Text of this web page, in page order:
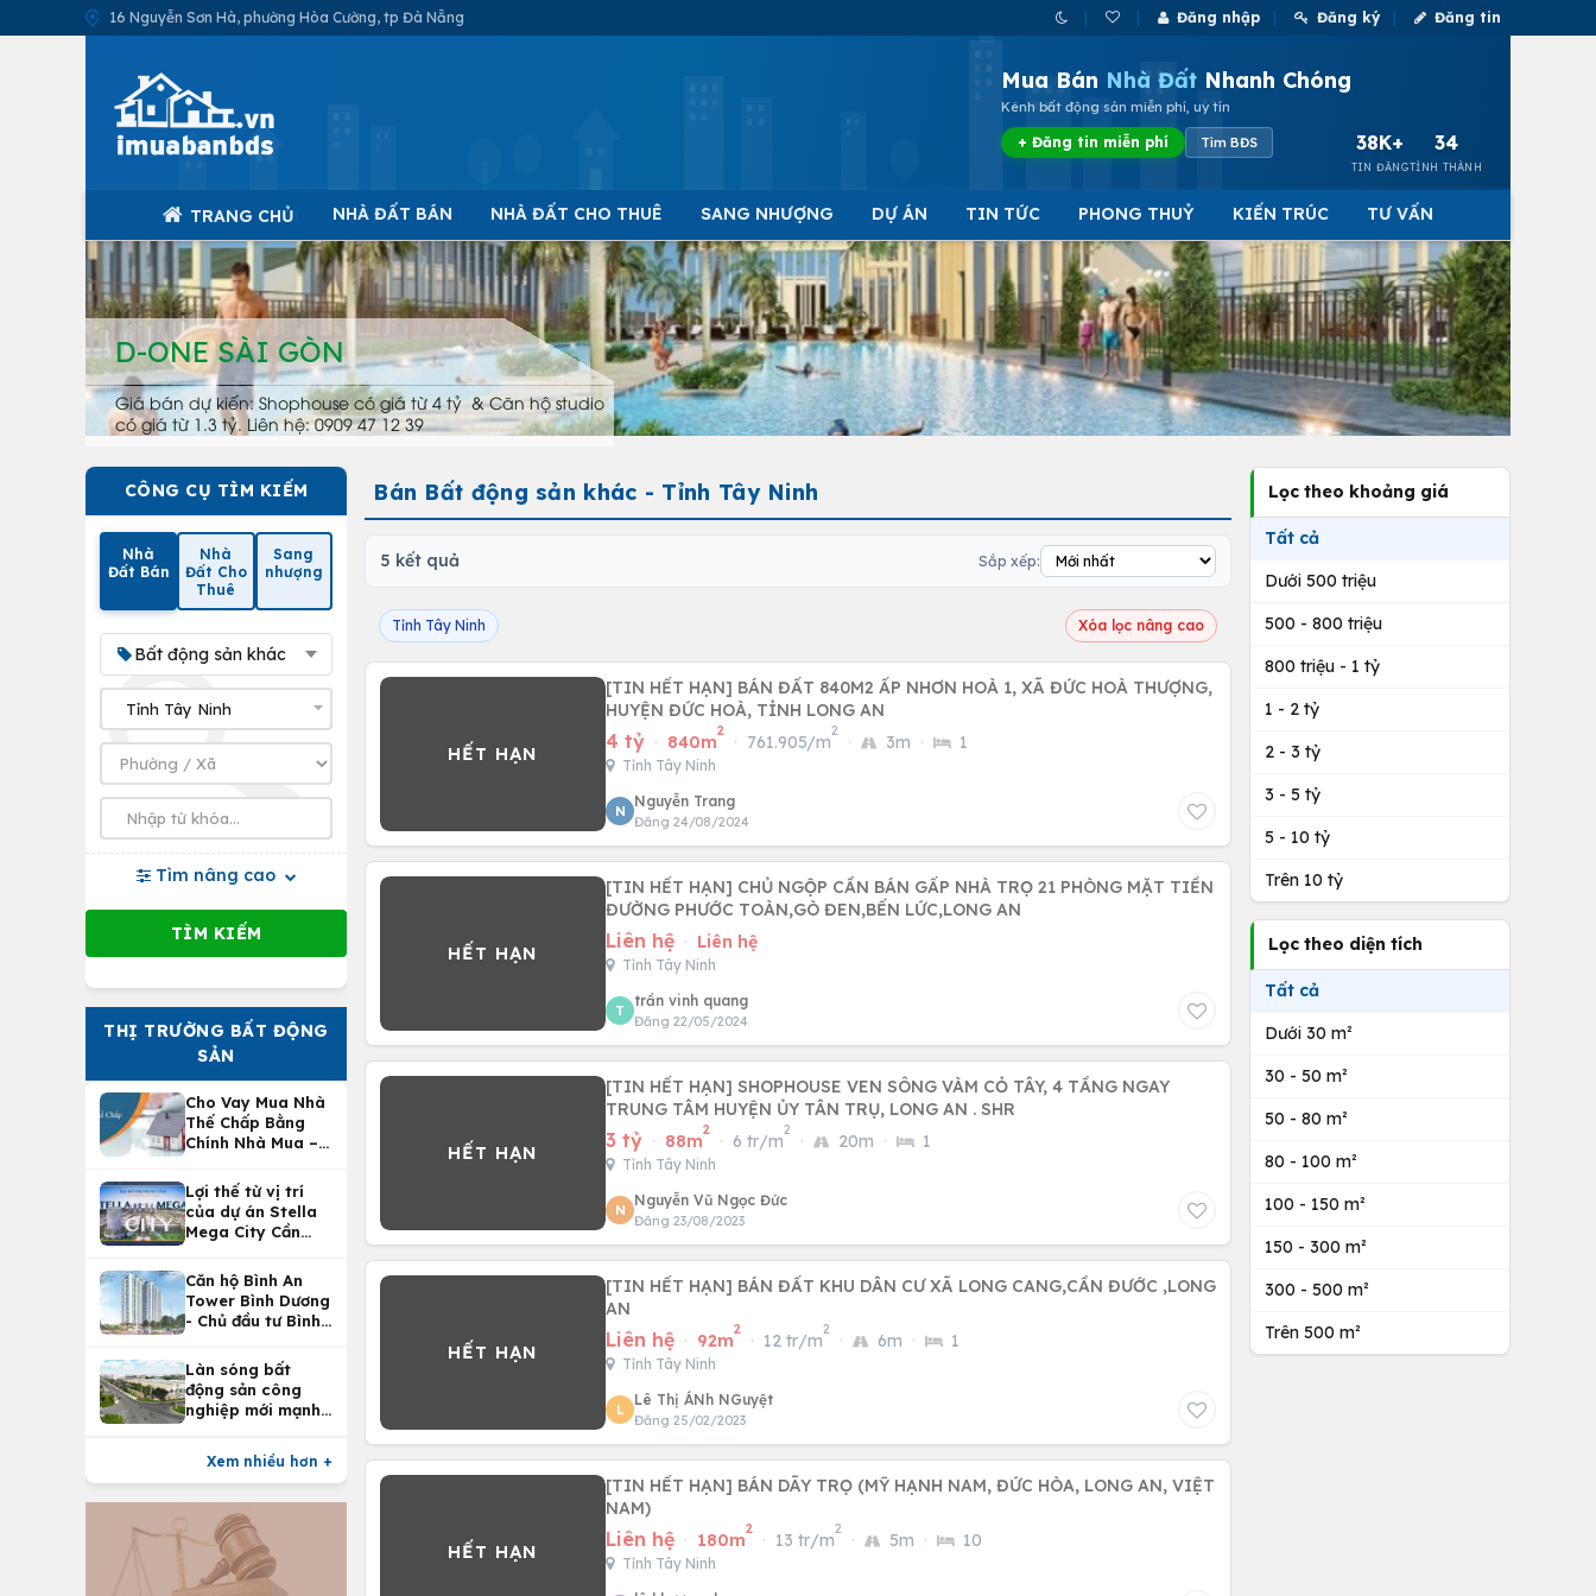
16 Nguyễn Sơn Hà, phường Hòa Cường, tp Đà Nẵng Đăng nhập Đăng ký Đăng tin
Mua Bán Nhà Đất Nhanh Chóng
Kênh bất động sản miễn phí, uy tín
+ Đăng tin miễn phí Tìm BĐS 38K+
TIN ĐĂNG
34
TỈNH THÀNH
TRANG CHỦ NHÀ ĐẤT BÁN NHÀ ĐẤT CHO THUÊ SANG NHƯỢNG DỰ ÁN TIN TỨC PHONG THUỶ KIẾN TRÚC TƯ VẤN
D-ONE SÀI GÒN
Giá bán dự kiến: Shophouse có giá từ 4 tỷ & Căn hộ studio
có giá từ 1.3 tỷ. Liên hệ: 0909 47 12 39
CÔNG CỤ TÌM KIẾM
Nhà
Đất Bán
Nhà
Đất Cho
Thuê
Sang
nhượng
Bất động sản khác
Tìm nâng cao
THỊ TRƯỜNG BẤT ĐỘNG
SẢN
Cho Vay Mua Nhà
Thế Chấp Bằng
Chính Nhà Mua –
Nhà Tại
Vietcombank
Lợi thế từ vị trí
của dự án Stella
Mega City Cần
Căn hộ Bình An
Tower Bình Dương
- Chủ đầu tư Bình
Làn sóng bất
động sản công
nghiệp mới mạnh
Xem nhiều hơn +
Bán Bất động sản khác - Tỉnh Tây Ninh
5 kết quả Sắp xếp:
Tỉnh Tây Ninh Xóa lọc nâng cao
[TIN HẾT HẠN] BÁN ĐẤT 840M2 ẤP NHƠN HOÀ 1, XÃ ĐỨC HOÀ THƯỢNG,
HUYỆN ĐỨC HOÀ, TỈNH LONG AN
4 tỷ · 840m
2
· 761.905/m
2
· 3m · 1
Tỉnh Tây Ninh
N
Nguyễn Trang
Đăng 24/08/2024
[TIN HẾT HẠN] CHỦ NGỘP CẦN BÁN GẤP NHÀ TRỌ 21 PHÒNG MẶT TIỀN
ĐƯỜNG PHƯỚC TOÀN,GÒ ĐEN,BẾN LỨC,LONG AN
Liên hệ · Liên hệ
Tỉnh Tây Ninh
T
trần vinh quang
Đăng 22/05/2024
[TIN HẾT HẠN] SHOPHOUSE VEN SÔNG VÀM CỎ TÂY, 4 TẦNG NGAY
TRUNG TÂM HUYỆN ỦY TÂN TRỤ, LONG AN . SHR
3 tỷ · 88m
2
· 6 tr/m
2
· 20m · 1
Tỉnh Tây Ninh
N
Nguyễn Vũ Ngọc Đức
Đăng 23/08/2023
[TIN HẾT HẠN] BÁN ĐẤT KHU DÂN CƯ XÃ LONG CANG,CẦN ĐƯỚC ,LONG
AN
Liên hệ · 92m
2
· 12 tr/m
2
· 6m · 1
Tỉnh Tây Ninh
L
Lê Thị ÁNh NGuyệt
Đăng 25/02/2023
[TIN HẾT HẠN] BÁN DÃY TRỌ (MỸ HẠNH NAM, ĐỨC HÒA, LONG AN, VIỆT
NAM)
Liên hệ · 180m
2
· 13 tr/m
2
· 5m · 10
Tỉnh Tây Ninh
Lọc theo khoảng giá
Tất cả
Dưới 500 triệu
500 - 800 triệu
800 triệu - 1 tỷ
1 - 2 tỷ
2 - 3 tỷ
3 - 5 tỷ
5 - 10 tỷ
Trên 10 tỷ
Lọc theo diện tích
Tất cả
Dưới 30 m²
30 - 50 m²
50 - 80 m²
80 - 100 m²
100 - 150 m²
150 - 300 m²
300 - 500 m²
Trên 500 m²